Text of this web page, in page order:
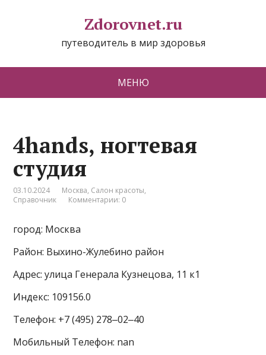
Zdorovnet.ru
путеводитель в мир здоровья
МЕНЮ
4hands, ногтевая
студия
03.10.2024 Москва, Салон красоты,
Справочник
Комментарии: 0
город: Москва
Район: Выхино-Жулебино район
Адрес: улица Генерала Кузнецова, 11 к1
Индекс: 109156.0
Телефон: +7 (495) 278‒02‒40
Мобильный Телефон: nan